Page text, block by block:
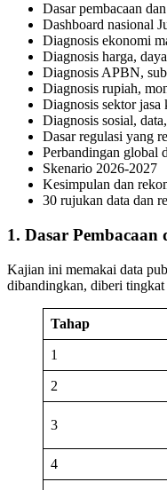
Dasar pembacaan
Dashboard nasional
Diagnosis ekonomi
Diagnosis harga,
Diagnosis APBN,
Diagnosis rupiah,
Diagnosis sektor jasa
Diagnosis sosial,
Dasar regulasi yang
Perbandingan global
Skenario 2026-2027
Kesimpulan dan
30 rujukan data dan
1. Dasar Pembacaan
Kajian ini memakai data
dibandingkan, diberi tingkat
Tahap
1
2
3
4